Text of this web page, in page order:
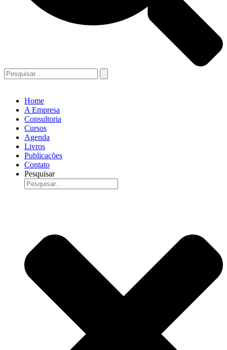
Home
A Empresa
Consultoria
Cursos
Agenda
Livros
Publicações
Contato
Pesquisar